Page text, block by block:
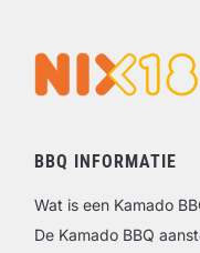
BBQ INFORMATIE
Wat is een Kamado
De Kamado BBQ